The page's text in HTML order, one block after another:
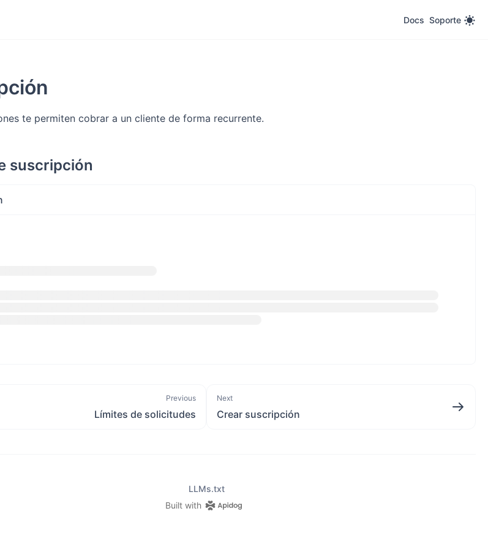
Docs Soporte
te permiten cobrar a un cliente de forma recurrente.
suscripción
Previous
Límites de solicitudes
Next
Crear suscripción
LLMs.txt
Built with